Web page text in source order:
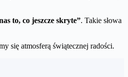
to, co jeszcze skryte”. Takie słowa
się atmosferą świątecznej radości.